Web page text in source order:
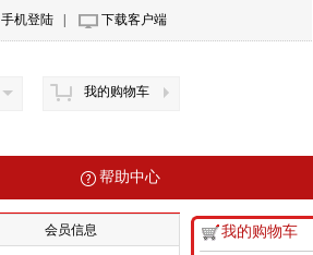
手机登陆 下载客户端
我的购物车
帮助中心
会员信息 我的购物车